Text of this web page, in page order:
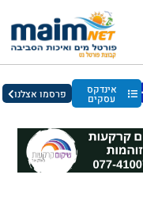
אינדקס
עסקים פרסמו אצלנו